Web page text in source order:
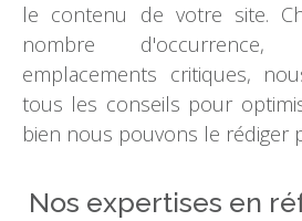
le contenu de votre site.
nombre
emplacements critiques,
tous les conseils pour
bien nous pouvons le rédiger
Nos expertises en